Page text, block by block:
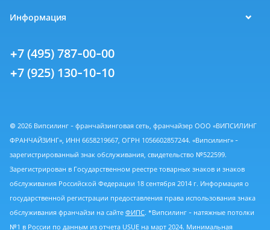
Информация
+7 (495) 787-00-00
+7 (925) 130-10-10
© 2026 Випсилинг - франчайзинговая сеть, франчайзер ООО «ВИПСИЛИНГ
ФРАНЧАЙЗИНГ», ИНН 6658219667, ОГРН 1056602857244. «Випсилинг» -
зарегистрированный знак обслуживания, свидетельство №522599.
Зарегистрирован в Государственном реестре товарных знаков и знаков
обслуживания Российской Федерации 18 сентября 2014 г. Информация о
государственной регистрации предоставления права использования знака
обслуживания франчайзи на сайте ФИПС. *Випсилинг - натяжные потолки
№1 в России по данным из отчета USUE на март 2024. Минимальная